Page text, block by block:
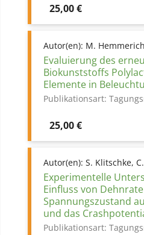
Preis
25,00 €
Autor(en): M.
Evaluierung des
Biokunststoffs
Elemente in
Publikationsart:
Preis
25,00 €
Autor(en): S. Klitschke,
Experimentelle
Einfluss von
Spannungszustand
und das
Publikationsart: